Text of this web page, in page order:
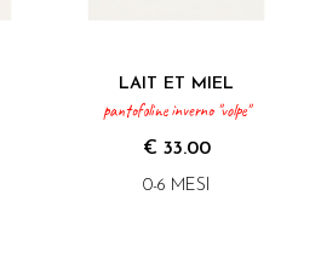
LAIT ET MIEL
pantofoline inverno "volpe"
€ 33.00
0-6 MESI